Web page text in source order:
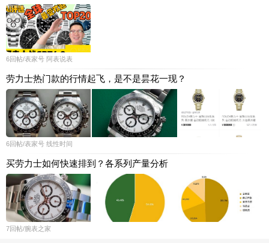
6回帖/表家号 阿表说表
劳力士热门款的行情起飞，是不是昙花一现？
6回帖/表家号 线性时间
买劳力士如何快速排到？各系列产量分析
7回帖/腕表之家